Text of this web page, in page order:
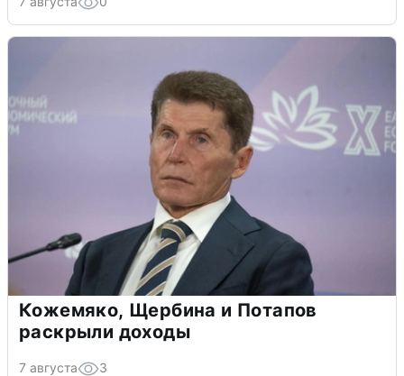
Кожемяко, Щербина и Потапов
раскрыли доходы
7 августа 3